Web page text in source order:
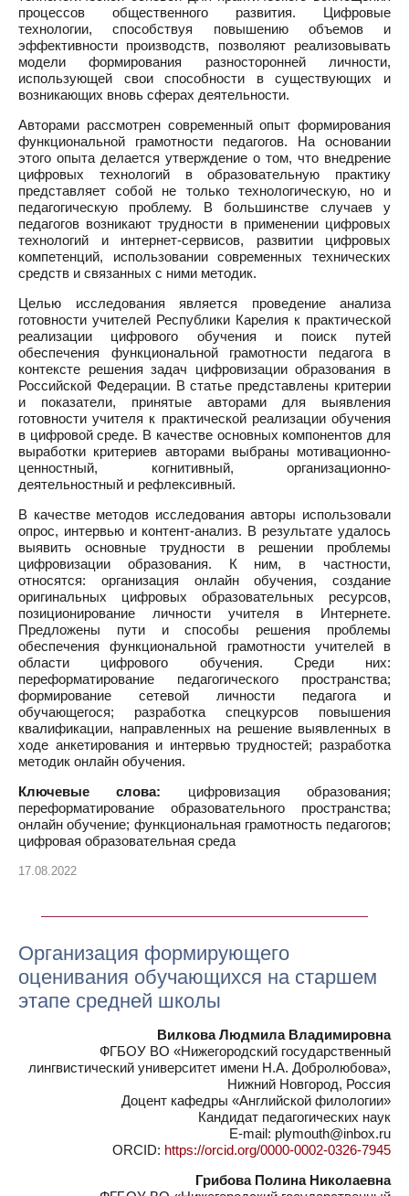
процессов общественного развития. Цифровые
технологии, способствуя повышению объемов и
эффективности производств, позволяют реализовывать
модели формирования разносторонней личности,
использующей свои способности в существующих и
возникающих вновь сферах деятельности.
Авторами рассмотрен современный опыт формирования
функциональной грамотности педагогов. На основании
этого опыта делается утверждение о том, что внедрение
цифровых технологий в образовательную практику
представляет собой не только технологическую, но и
педагогическую проблему. В большинстве случаев у
педагогов возникают трудности в применении цифровых
технологий и интернет-сервисов, развитии цифровых
компетенций, использовании современных технических
средств и связанных с ними методик.
Целью исследования является проведение анализа
готовности учителей Республики Карелия к практической
реализации цифрового обучения и поиск путей
обеспечения функциональной грамотности педагога в
контексте решения задач цифровизации образования в
Российской Федерации. В статье представлены критерии
и показатели, принятые авторами для выявления
готовности учителя к практической реализации обучения
в цифровой среде. В качестве основных компонентов для
выработки критериев авторами выбраны мотивационно-
ценностный, когнитивный, организационно-
деятельностный и рефлексивный.
В качестве методов исследования авторы использовали
опрос, интервью и контент-анализ. В результате удалось
выявить основные трудности в решении проблемы
цифровизации образования. К ним, в частности,
относятся: организация онлайн обучения, создание
оригинальных цифровых образовательных ресурсов,
позиционирование личности учителя в Интернете.
Предложены пути и способы решения проблемы
обеспечения функциональной грамотности учителей в
области цифрового обучения. Среди них:
переформатирование педагогического пространства;
формирование сетевой личности педагога и
обучающегося; разработка спецкурсов повышения
квалификации, направленных на решение выявленных в
ходе анкетирования и интервью трудностей; разработка
методик онлайн обучения.
Ключевые слова: цифровизация образования;
переформатирование образовательного пространства;
онлайн обучение; функциональная грамотность педагогов;
цифровая образовательная среда
17.08.2022
Организация формирующего
оценивания обучающихся на старшем
этапе средней школы
Вилкова Людмила Владимировна
ФГБОУ ВО «Нижегородский государственный
лингвистический университет имени Н.А. Добролюбова»,
Нижний Новгород, Россия
Доцент кафедры «Английской филологии»
Кандидат педагогических наук
E-mail: plymouth@inbox.ru
ORCID: https://orcid.org/0000-0002-0326-7945
Грибова Полина Николаевна